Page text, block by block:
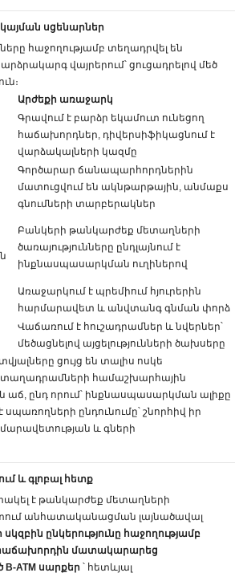
սցենարներ
ները հաջողությամբ տեղադրվել են
վայրերում՝ ցուցադրելով մեծ
Արժեքի առաջարկ
Գրավում է բարձր եկամուտ ունեցող
հաճախորդներ, դիվերսիֆիկացնում է
վարձակալների կազմը
Գործարար ճանապարհորդներին
մատուցվում են ակնթարթային, անմաքս
գնումների տարբերակներ
Բանկերի թանկարժեք մետաղների
ծառայությունները ընդլայնում է
ինքնասպասարկման ուղիներով
Առաջարկում է պրեմիում հյուրերին
հարմարավետ և անվտանգ գնման փորձ
Վաճառում է հուշադրամներ և նվերներ՝
մեծացնելով այցելությունների ծախսերը
ցույց են տալիս ոսկե
համաշխարհային
աճ, ընդ որում՝ ինքնասպասարկման ալիքը
սպառողների ընդունումը՝ շնորհիվ իր
և գների
և գլոբալ հետք
է թանկարժեք մետաղների
անհատականացման լայնածավալ
ընկերությունը հաջողությամբ
հաճախորդին մատակարարեց
ATM սարքեր ՝ հետևյալ